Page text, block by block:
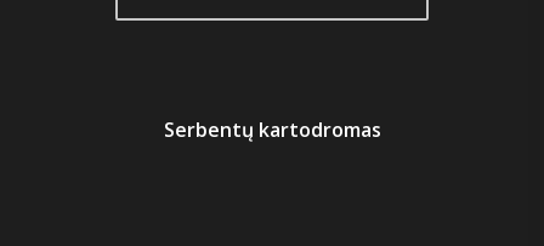
Serbentų kartodromas